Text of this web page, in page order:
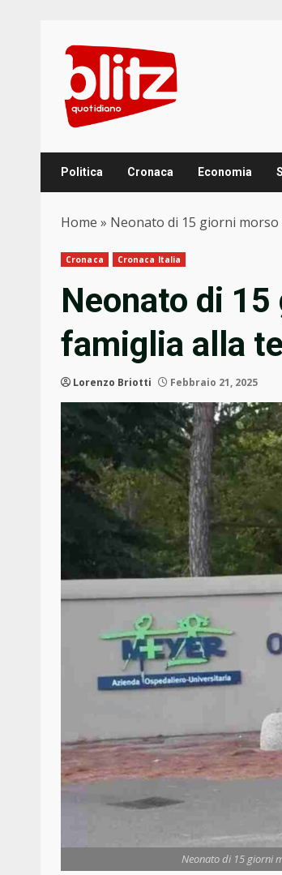
content
Politica Cronaca Economia
Home » Neonato di 15 giorni morso
Cronaca Cronaca Italia
Neonato di
famiglia alla
Lorenzo Briotti Febbraio 21, 2025
Neonato di 15 giorni